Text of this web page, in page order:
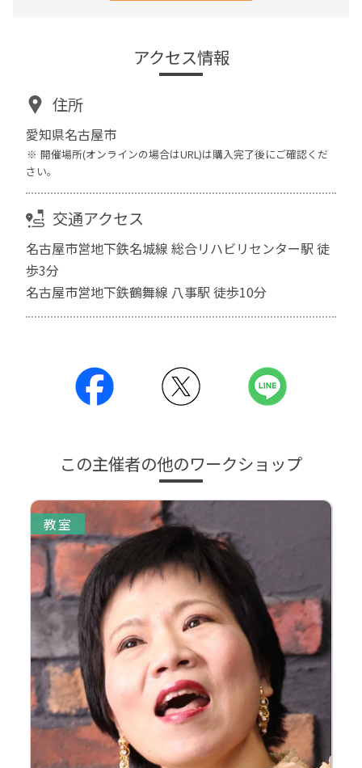
アクセス情報
住所
愛知県名古屋市
開催場所(オンラインの場合はURL)は購入完了後にご確認くだ
さい。
交通アクセス
名古屋市営地下鉄名城線 総合リハビリセンター駅 徒
歩3分
名古屋市営地下鉄鶴舞線 八事駅 徒歩10分
この主催者の他のワークショップ
教室